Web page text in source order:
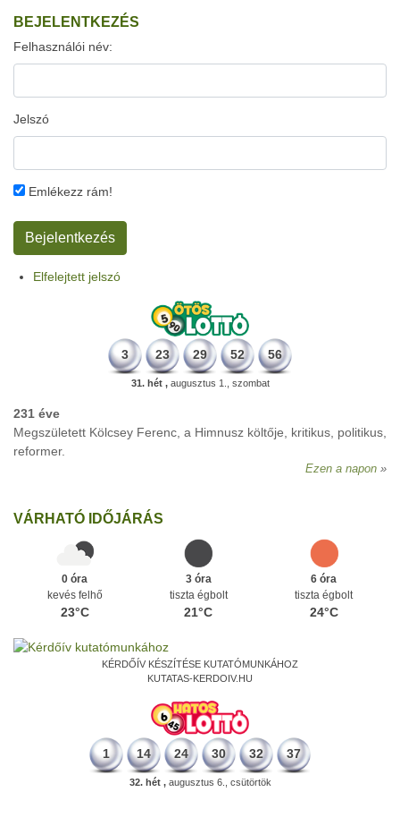
BEJELENTKEZÉS
Felhasználói név:
Jelszó
Emlékezz rám!
Elfelejtett jelszó
3 23 29 52 56
31. hét ,augusztus 1., szombat
231 éve
Megszületett Kölcsey Ferenc, a Himnusz költője, kritikus, politikus,
reformer.
Ezen a napon
VÁRHATÓ IDŐJÁRÁS
0 óra
kevés felhő
23°C
3 óra
tiszta égbolt
21°C
6 óra
tiszta égbolt
24°C
KÉRDŐÍV KÉSZÍTÉSE KUTATÓMUNKÁHOZ
KUTATAS-KERDOIV.HU
1 14 24 30 32 37
32. hét ,augusztus 6., csütörtök